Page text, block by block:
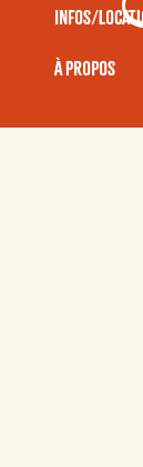
Infos/
À Propos